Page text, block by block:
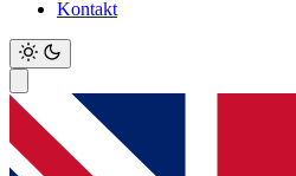
Kontakt